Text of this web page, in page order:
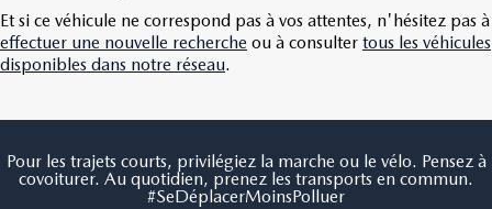
Et si ce véhicule ne correspond pas à vos attentes, n'hésitez pas à
effectuer une nouvelle recherche ou à consulter tous les véhicules
disponibles dans notre réseau.
Pour les trajets courts, privilégiez la marche ou le vélo. Pensez à
covoiturer. Au quotidien, prenez les transports en commun.
#SeDéplacerMoinsPolluer